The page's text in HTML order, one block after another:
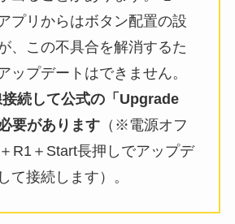
プリからはボタン配置の設
、この不具合を解消するた
ップデートはできません。
続して公式の「Upgrade
要があります（※電源オフ
R1＋Start長押しでアップデ
て接続します）。